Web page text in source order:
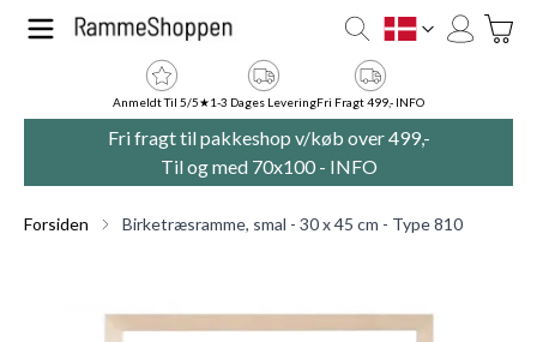
Skip to Content
DK
Anmeldt Til 5/5★1-3 Dages LeveringFri Fragt 499,- INFO
Fri fragt til pakkeshop v/køb over 499,-
Til og med 70x100 - INFO
Forsiden Birketræsramme, smal - 30 x 45 cm - Type 810